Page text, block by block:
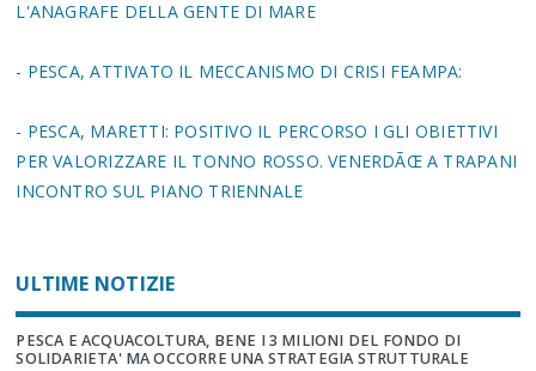
L'ANAGRAFE DELLA GENTE DI MARE
- PESCA, ATTIVATO IL MECCANISMO DI CRISI FEAMPA:
- PESCA, MARETTI: POSITIVO IL PERCORSO I GLI OBIETTIVI
PER VALORIZZARE IL TONNO ROSSO. VENERDÃŒ A TRAPANI
INCONTRO SUL PIANO TRIENNALE
ULTIME NOTIZIE
PESCA E ACQUACOLTURA, BENE I 3 MILIONI DEL FONDO DI
SOLIDARIETA' MA OCCORRE UNA STRATEGIA STRUTTURALE